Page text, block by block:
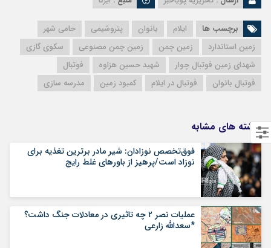
برچسب ها ایلام بانوان پتروشیمی
حامی شهر
زمین‌ استاندارد
زمین چمن زمین چمن مصنوعی
سکوی گازی
شهدای زمین فوتبال چوار
شهید حسین هزاوه
فوتبال
فوتبال بانوان
فوتبال در ایلام کمبود زمین‌ مدرسه سازی
نوشته های مشابه
فوق‌تخصص نوزادان: شیر مادر برترین تغذیه برای
نوزاد است/پرهیز از باورهای غلط رایج
عملیات نصر ۲ چه تاثیری در معادلات جنگ داشت؟
*سعدالله زارعی